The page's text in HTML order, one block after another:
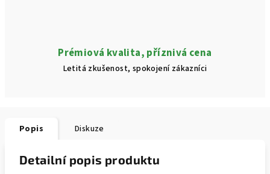
Prémiová kvalita, příznivá cena
Letitá zkušenost, spokojení zákazníci
Popis Diskuze
Detailní popis produktu